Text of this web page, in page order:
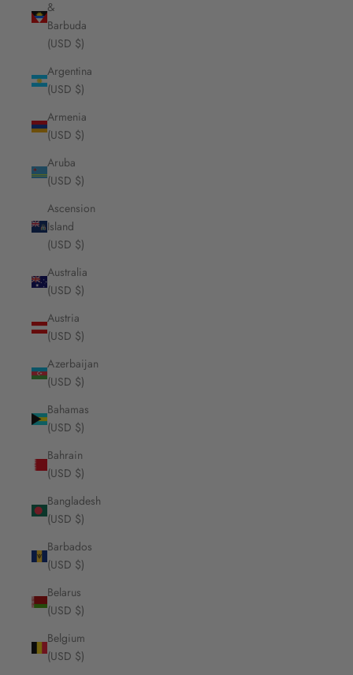
&
Barbuda
(USD $)
Argentina
(USD $)
Armenia
(USD $)
Aruba
(USD $)
Ascension
Island
(USD $)
Australia
(USD $)
Austria
(USD $)
Azerbaijan
(USD $)
Bahamas
(USD $)
Bahrain
(USD $)
Bangladesh
(USD $)
Barbados
(USD $)
Belarus
(USD $)
Belgium
(USD $)